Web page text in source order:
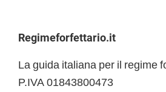
Footer
Regimeforfettario.it
La guida italiana per il regime
P.IVA 01843800473